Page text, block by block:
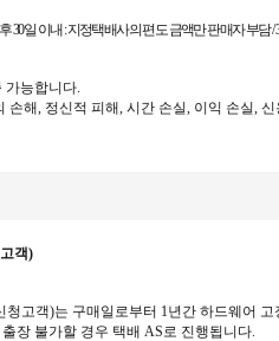
30일 이내 :지정택배사의 편도 금액만 판매자 부담 /
가능합니다.
손해, 정신적 피해, 시간 손실, 이익 손실, 신
객)
청고객)는 구매일로부터 1년간 하드웨어 고
장 불가할 경우 택배 AS로 진행됩니다.